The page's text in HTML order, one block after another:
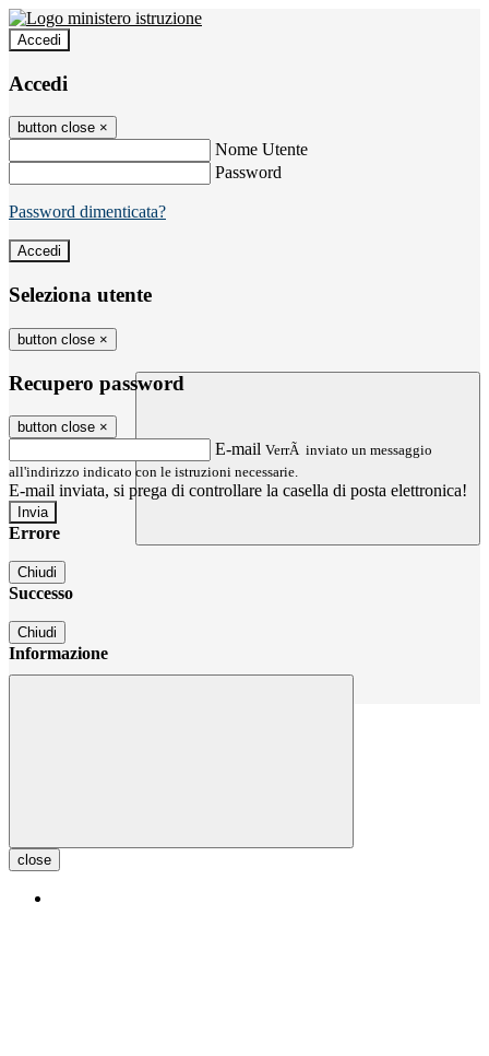
Accedi
Accedi
button close ×
Nome Utente
Password
Password dimenticata?
Seleziona utente
button close ×
Recupero password
button close ×
E-mail VerrÃ inviato un messaggio
all'indirizzo indicato con le istruzioni necessarie.
E-mail inviata, si prega di controllare la casella di posta elettronica!
Errore
Chiudi
Successo
Chiudi
Informazione
close